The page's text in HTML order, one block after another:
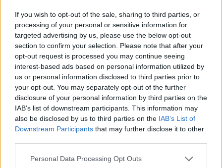
If you wish to opt-out of the sale, sharing to third parties, or
processing of your personal or sensitive information for
targeted advertising by us, please use the below opt-out
section to confirm your selection. Please note that after your
opt-out request is processed you may continue seeing
interest-based ads based on personal information utilized by
us or personal information disclosed to third parties prior to
your opt-out. You may separately opt-out of the further
disclosure of your personal information by third parties on the
IAB’s list of downstream participants. This information may
also be disclosed by us to third parties on the IAB’s List of
Downstream Participants that may further disclose it to other
Personal Data Processing Opt Outs
MAD VMA 2004:
Μαριάντα Πιερίδη
x Goin’ Through:
Είχαμε ζήσει μία
από τις πιο hot
εμφανίσεις των
βραβείων
Ποια ζώδια θα
πάνε Μύκονο για
ατελείωτο
clubbing το
καλοκαίρι;